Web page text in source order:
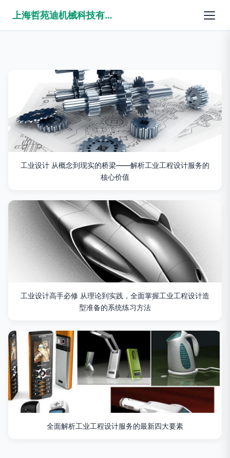
上海哲苑迪机械科技有限公司
工业设计 从概念到现实的桥梁——解析工业工程设计服务的
核心价值
工业设计高手必修 从理论到实践，全面掌握工业工程设计造
型准备的系统练习方法
全面解析工业工程设计服务的最新四大要素